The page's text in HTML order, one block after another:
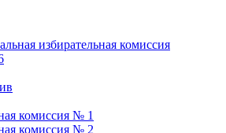
избирательная комиссия
комиссия № 1
комиссия № 2